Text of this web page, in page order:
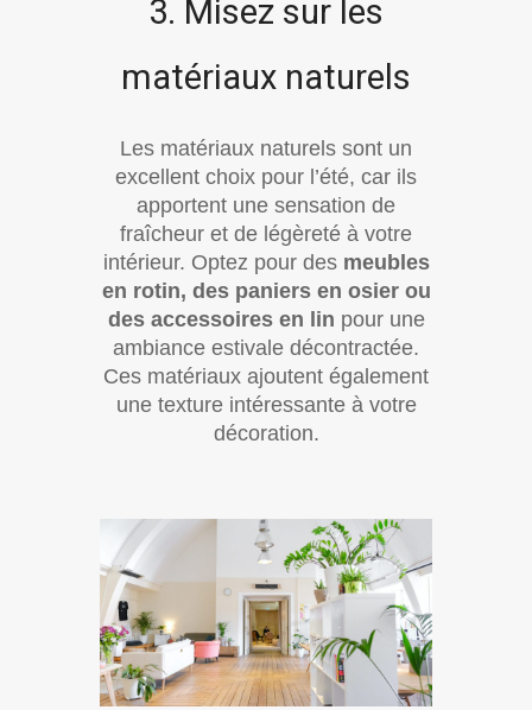
3. Misez sur les
matériaux naturels
Les matériaux naturels sont un
excellent choix pour l’été, car ils
apportent une sensation de
fraîcheur et de légèreté à votre
intérieur. Optez pour des meubles
en rotin, des paniers en osier ou
des accessoires en lin pour une
ambiance estivale décontractée.
Ces matériaux ajoutent également
une texture intéressante à votre
décoration.